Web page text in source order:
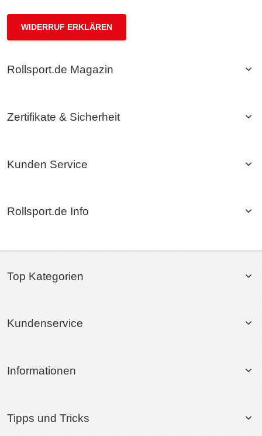
WIDERRUF ERKLÄREN
Rollsport.de Magazin
Zertifikate & Sicherheit
Kunden Service
Rollsport.de Info
Top Kategorien
Kundenservice
Informationen
Tipps und Tricks